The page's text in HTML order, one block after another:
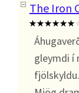
The Iron
gleymdi í